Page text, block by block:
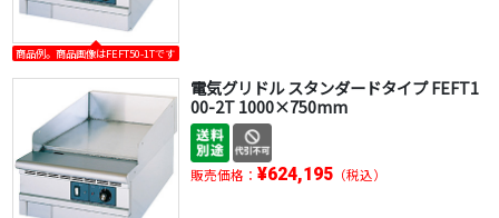
商品例。商品画像はFEFT50-1Tです
電気グリドル スタンダードタイプ FEFT1
00-2T 1000×750mm
販売価格： ¥624,195（税込）